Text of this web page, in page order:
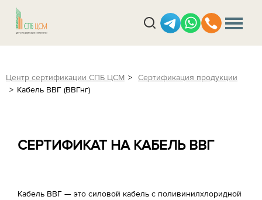
Центр сертификации СПБ ЦСМ
Сертификация продукции
Кабель ВВГ (ВВГнг)
СЕРТИФИКАТ НА КАБЕЛЬ ВВГ
Кабель ВВГ — это силовой кабель с поливинилхлоридной